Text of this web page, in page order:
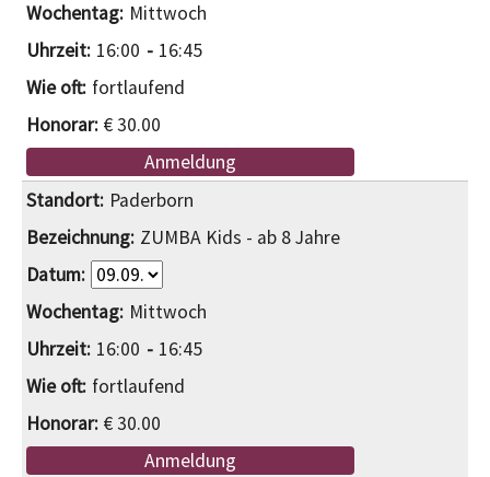
Mittwoch
16:00
16:45
fortlaufend
€ 30.00
Anmeldung
Paderborn
ZUMBA Kids - ab 8 Jahre
Mittwoch
16:00
16:45
fortlaufend
€ 30.00
Anmeldung